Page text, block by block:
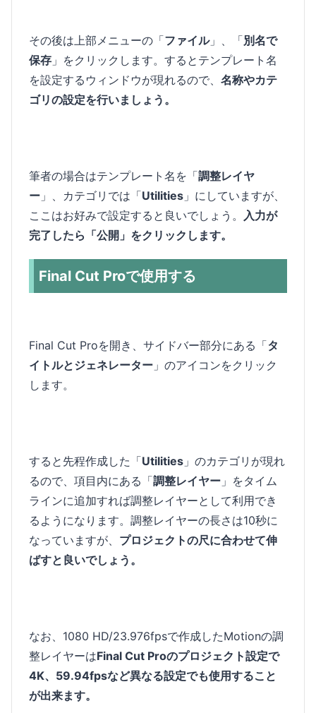
その後は上部メニューの「ファイル」、「別名で
保存 」をクリックします。するとテンプレート名
を設定するウィンドウが現れるので、 名称やカテ
ゴリの設定を行いましょう。
筆者の場合はテンプレート名を「調整レイヤ
ー 」、カテゴリでは「Utilities 」にしていますが、
ここはお好みで設定すると良いでしょう。 入力が
完了したら「公開」をクリックします。
Final Cut Proで使用する
Final Cut Proを開き、サイドバー部分にある「タ
イトルとジェネレーター 」のアイコンをクリック
します。
すると先程作成した「Utilities 」のカテゴリが現れ
るので、項目内にある「調整レイヤー 」をタイム
ラインに追加すれば調整レイヤーとして利用でき
るようになります。調整レイヤーの長さは10秒に
なっていますが、 プロジェクトの尺に合わせて伸
ばすと良いでしょう。
なお、1080 HD/23.976fpsで作成したMotionの調
整レイヤーはFinal Cut Proのプロジェクト設定で
4K、59.94fpsなど異なる設定でも使用すること
が出来ます。